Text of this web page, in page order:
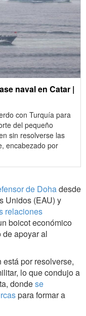
naval en Catar |
con Turquía para
del pequeño
sin resolverse las
encabezado por
de Dohadesde
Unidos (EAU) y
relaciones
boicot económico
apoyar al
por resolverse,
lo que condujo a
dondese
para formar a